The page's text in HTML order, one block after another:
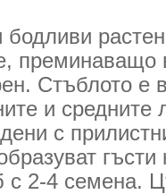
бодливи
преминаващо
Стъблото е
и средните
с
гъсти
с 2-4 семена.